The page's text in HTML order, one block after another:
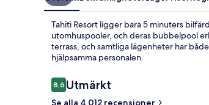
Tahiti Resort ligger bara 5 minuters
utomhuspooler, och deras bubbelpool
terrass, och samtliga lägenheter har
hjälpsamma personalen.
Recensioner
8,68,6 av 10,
Utmärkt
Se alla 4 012 recensioner